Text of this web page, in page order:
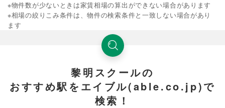
※物件数が少ないときは家賃相場の算出ができない場合があります
※相場の絞りこみ条件は、物件の検索条件と一致しない場合があり
ます
黎明スクールの
おすすめ駅をエイブル(able.co.jp)で
検索！